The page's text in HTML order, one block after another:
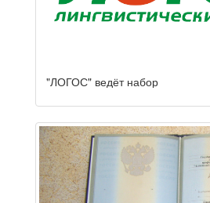
"ЛОГОС" ведёт набор